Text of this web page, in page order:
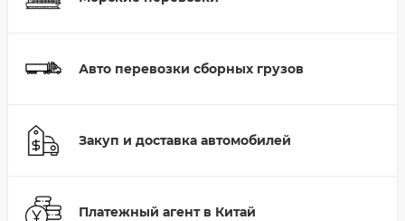
Авто перевозки сборных грузов
Закуп и доставка автомобилей
Платежный агент в Китай